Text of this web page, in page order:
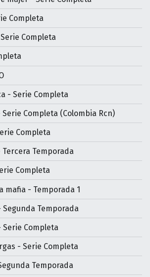
Completa
Completa
- Serie Completa
Completa (Colombia Rcn)
Completa
Tercera Temporada
Completa
mafia - Temporada 1
Segunda Temporada
Serie Completa
- Serie Completa
Temporada